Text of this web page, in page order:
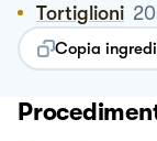
Tortiglioni
Copia